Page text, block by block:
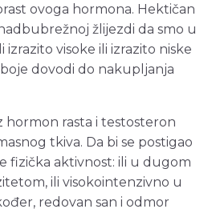
ovoga hormona. Hektičan
žlijezdi da smo u
izrazito visoke ili izrazito niske
dovodi do nakupljanja
hormon rasta i testosteron
tkiva. Da bi se postigao
fizička aktivnost: ili u dugom
ili visokointenzivno u
redovan san i odmor